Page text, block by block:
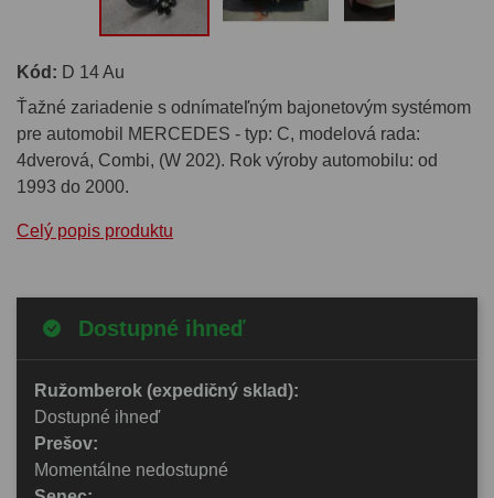
Kód: D 14 Au
Ťažné zariadenie s odnímateľným bajonetovým systémom
pre automobil MERCEDES - typ: C, modelová rada:
4dverová, Combi, (W 202). Rok výroby automobilu: od
1993 do 2000.
Celý popis produktu
Dostupné ihneď
Ružomberok (expedičný sklad):
Dostupné ihneď
Prešov:
Momentálne nedostupné